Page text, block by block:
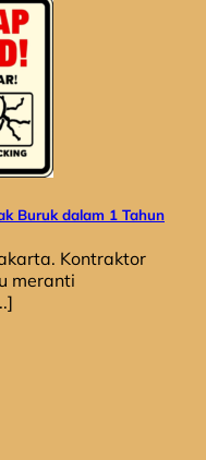
Buruk dalam 1 Tahun
Kontraktor
meranti